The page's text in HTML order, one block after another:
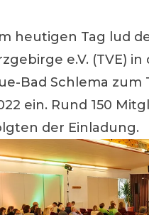
heutigen Tag lud
e.V. (TVE)
Bad Schlema zum
ein. Rund 150
der Einladung.